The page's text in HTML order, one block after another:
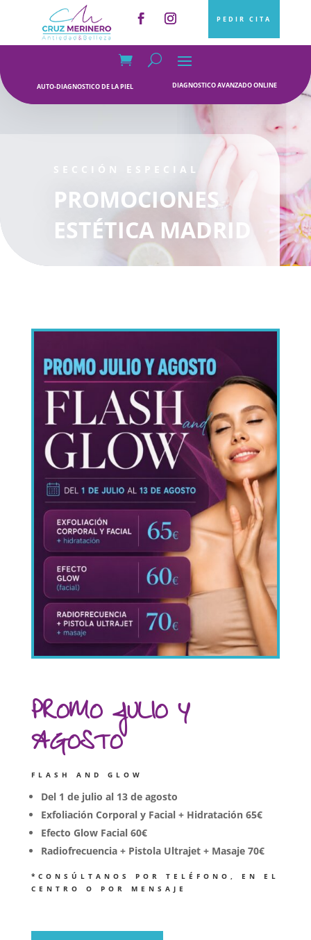
PEDIR CITA
AUTO-DIAGNOSTICO DE LA PIEL DIAGNOSTICO AVANZADO ONLINE
SECCIÓN ESPECIAL
PROMOCIONES
ESTÉTICA MADRID
PROMO JULIO Y
AGOSTO
FLASH AND GLOW
Del 1 de julio al 13 de agosto
Exfoliación Corporal y Facial + Hidratación 65€
Efecto Glow Facial 60€
Radiofrecuencia + Pistola Ultrajet + Masaje 70€
*CONSÚLTANOS POR TELÉFONO, EN EL
CENTRO O POR MENSAJE